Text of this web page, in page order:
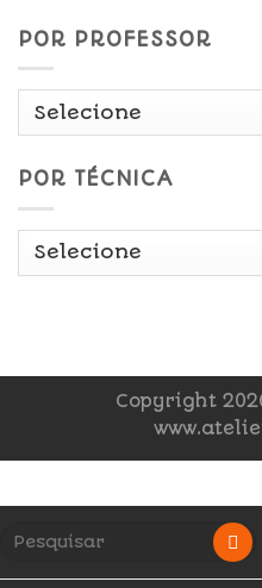
POR PROFESSOR
POR TÉCNICA
Copyright